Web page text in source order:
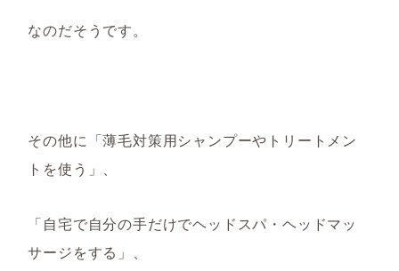
なのだそうです。
その他に「薄毛対策用シャンプーやトリートメン
トを使う」、
「自宅で自分の手だけでヘッドスパ・ヘッドマッ
サージをする」、